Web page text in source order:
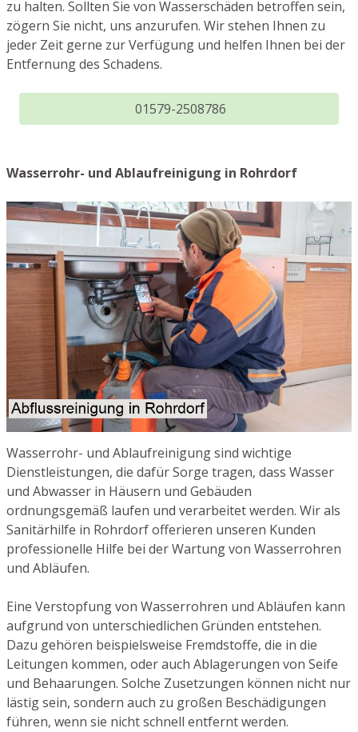
zu halten. Sollten Sie von Wasserschäden betroffen sein,
zögern Sie nicht, uns anzurufen. Wir stehen Ihnen zu
jeder Zeit gerne zur Verfügung und helfen Ihnen bei der
Entfernung des Schadens.
01579-2508786
Wasserrohr- und Ablaufreinigung in Rohrdorf
Wasserrohr- und Ablaufreinigung sind wichtige
Dienstleistungen, die dafür Sorge tragen, dass Wasser
und Abwasser in Häusern und Gebäuden
ordnungsgemäß laufen und verarbeitet werden. Wir als
Sanitärhilfe in Rohrdorf offerieren unseren Kunden
professionelle Hilfe bei der Wartung von Wasserrohren
und Abläufen.
Eine Verstopfung von Wasserrohren und Abläufen kann
aufgrund von unterschiedlichen Gründen entstehen.
Dazu gehören beispielsweise Fremdstoffe, die in die
Leitungen kommen, oder auch Ablagerungen von Seife
und Behaarungen. Solche Zusetzungen können nicht nur
lästig sein, sondern auch zu großen Beschädigungen
führen, wenn sie nicht schnell entfernt werden.